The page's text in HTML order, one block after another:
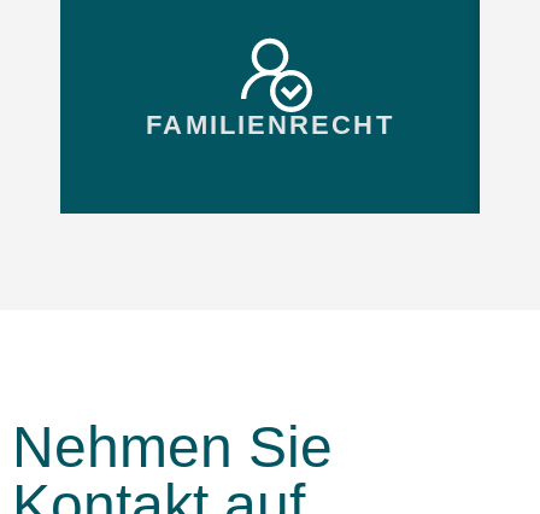
FAMILIENRECHT
Nehmen Sie